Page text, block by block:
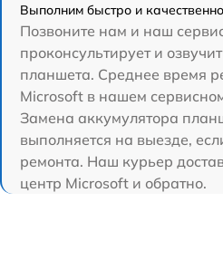
Выполним быстро и
Позвоните нам и наш
проконсультирует и
планшета. Среднее время
Microsoft в нашем
Замена аккумулятора
выполняется на выезде,
ремонта. Наш курьер
центр Microsoft и обратно.